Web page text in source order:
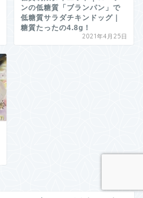
ンの低糖質「ブランパン」で
低糖質サラダチキンドッグ｜
糖質たったの4.8g！
2021年4月25日